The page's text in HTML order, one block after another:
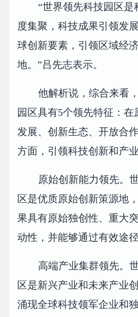
“世界领先科技园区是
度集聚，科技成果引领发
球创新要素，引领区域经
地。”吕先志表示。
他解析说，综合来看
园区具有5个领先特征：在
发展、创新生态、开放合
方面，引领科技创新和产
原始创新能力领先。
区是优质原始创新策源地
果具有原始独创性、重大
动性，并能够通过有效途
高端产业集群领先。
区是新兴产业和未来产业
涌现全球科技领军企业和